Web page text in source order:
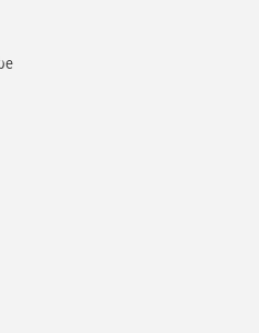
Leadgenerierung am